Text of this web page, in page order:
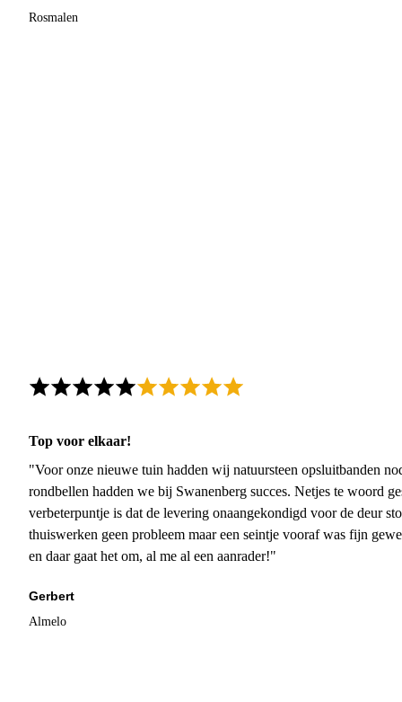
Rosmalen
Top voor elkaar!
"Voor onze nieuwe tuin hadden wij natuursteen opsluitbanden
rondbellen hadden we bij Swanenberg succes. Netjes te woord
verbeterpuntje is dat de levering onaangekondigd voor de deur
thuiswerken geen probleem maar een seintje vooraf was fijn
en daar gaat het om, al me al een aanrader!"
Gerbert
Almelo